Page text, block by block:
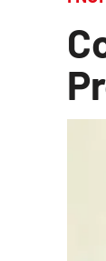
Economia e lavoro
Italia Mondo